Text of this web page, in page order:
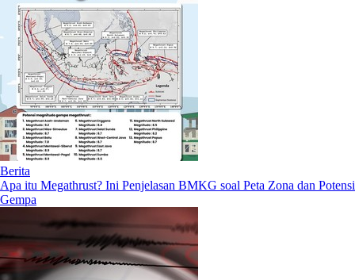
Berita
Apa itu Megathrust? Ini Penjelasan BMKG soal Peta Zona dan Potensi
Gempa